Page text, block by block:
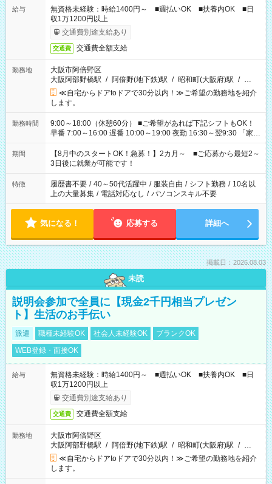
給与
無資格未経験：時給1400円～ ■週払いOK ■扶養内OK ■日
収1万1200円以上
交通費別途支給あり
交通費 交通費全額支給
勤務地
大阪市阿倍野区
大阪阿部野橋駅 / 阿倍野(地下鉄)駅 / 昭和町(大阪府)駅 / …
≪自宅からドアtoドアで30分以内！≫ご希望の勤務地を紹介
します。
勤務時間
9:00～18:00（休憩60分） ■ご希望があれば下記シフトもOK！
早番 7:00～16:00 遅番 10:00～19:00 夜勤 16:30～翌9:30 「家族
と休みを合わせたい」 「余裕を持って夕飯の準備がしたい」
「できれば残業はしたくない」 など、ご希望を教えてください
ね。 ※Wワーク希望の方へ 今ご覧のお仕事で希望する勤務時間
と、もう1つのお仕事の勤務時間。 合計で週40時間を超える場
合は応募できません。
期間
【8月中のスタートOK！急募！】2カ月～ ■ご応募から最短2～
3日後に就業が可能です！
特徴 履歴書不要 / 40～50代活躍中 / 服装自由 / シフト勤務 / 10名以
上の大量募集 / 電話対応なし / パソコンスキル不要
気になる！ 応募する 詳細へ
掲載日：2026.08.03
未読
説明会参加で全員に【現金2千円相当プレゼン
ト】生活のお手伝い
派遣 職種未経験OK 社会人未経験OK
ブランクOK
WEB登録・面接OK
給与
無資格未経験：時給1400円～ ■週払いOK ■扶養内OK ■日
収1万1200円以上
交通費別途支給あり
交通費 交通費全額支給
勤務地
大阪市阿倍野区
大阪阿部野橋駅 / 阿倍野(地下鉄)駅 / 昭和町(大阪府)駅 / …
≪自宅からドアtoドアで30分以内！≫ご希望の勤務地を紹介
します。